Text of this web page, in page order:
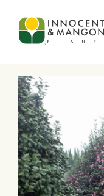
Skip to main content